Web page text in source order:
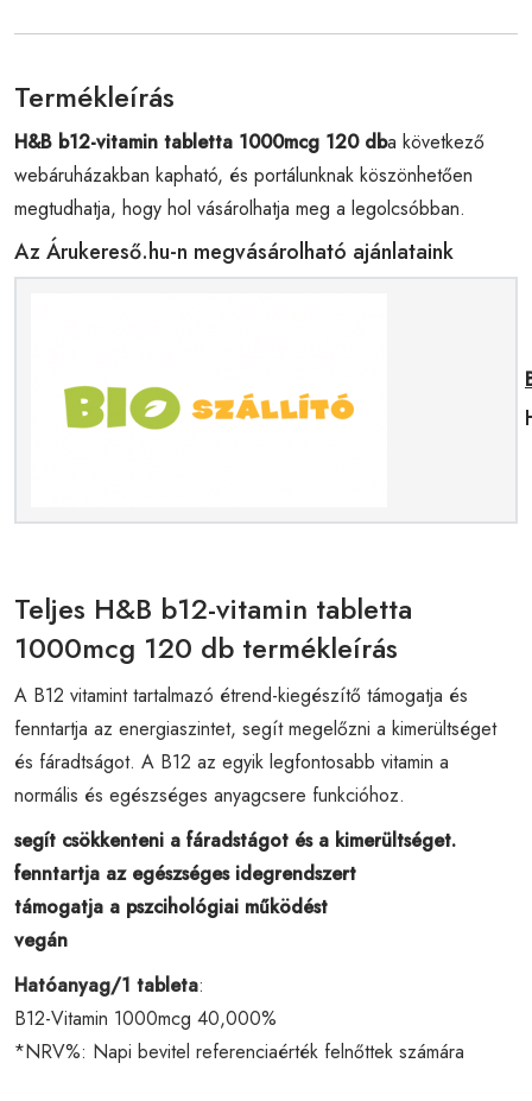
Termékleírás
H&B b12-vitamin tabletta 1000mcg 120 dba következő
webáruházakban kapható, és portálunknak köszönhetően
megtudhatja, hogy hol vásárolhatja meg a legolcsóbban.
Az Árukereső.hu-n megvásárolható ajánlataink
Teljes H&B b12-vitamin tabletta
1000mcg 120 db termékleírás
A B12 vitamint tartalmazó étrend-kiegészítő támogatja és
fenntartja az energiaszintet, segít megelőzni a kimerültséget
és fáradtságot. A B12 az egyik legfontosabb vitamin a
normális és egészséges anyagcsere funkcióhoz.
segít csökkenteni a fáradstágot és a kimerültséget.
fenntartja az egészséges idegrendszert
támogatja a pszcihológiai működést
vegán
Hatóanyag/1 tableta:
B12-Vitamin 1000mcg 40,000%
*NRV%: Napi bevitel referenciaérték felnőttek számára